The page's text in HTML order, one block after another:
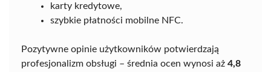
karty kredytowe,
szybkie płatności mobilne NFC.
Pozytywne opinie użytkowników potwierdzają
profesjonalizm obsługi – średnia ocen wynosi aż 4,8